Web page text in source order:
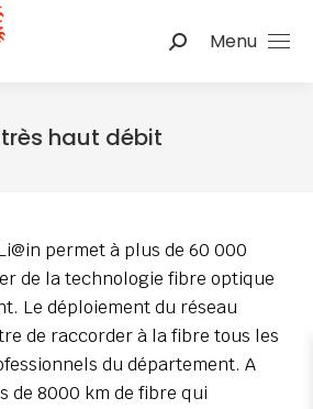
Menu
très haut débit
permet à plus de 60 000
de la technologie fibre optique
Le déploiement du réseau
de raccorder à la fibre tous les
du département. A
de 8000 km de fibre qui